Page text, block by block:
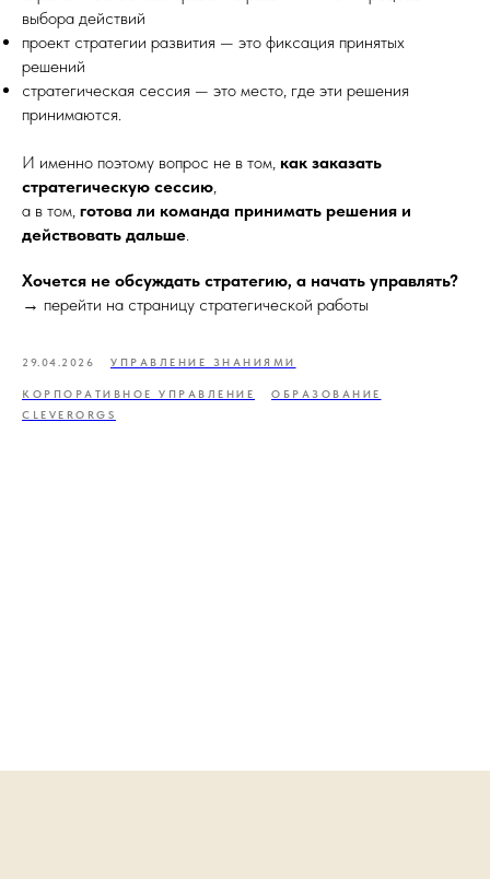
выбора действий
проект стратегии развития — это фиксация принятых
решений
стратегическая сессия — это место, где эти решения
принимаются.
И именно поэтому вопрос не в том, как заказать
стратегическую сессию,
а в том, готова ли команда принимать решения и
действовать дальше.
Хочется не обсуждать стратегию, а начать управлять?
→ перейти на страницу стратегической работы
29.04.2026 УПРАВЛЕНИЕ ЗНАНИЯМИ
КОРПОРАТИВНОЕ УПРАВЛЕНИЕ
ОБРАЗОВАНИЕ
CLEVERORGS